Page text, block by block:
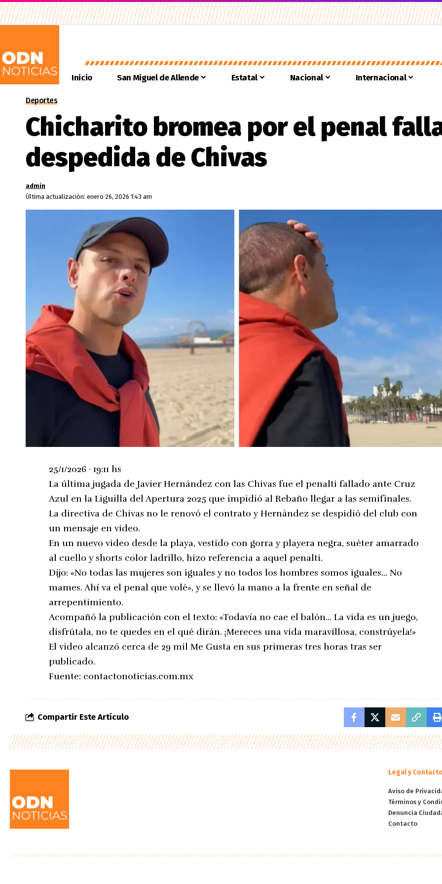
Inicio San Miguel de Allende Estatal Nacional Internacional
Deportes
Chicharito bromea por el penal
despedida de Chivas
Última actualización: enero 26, 2026 1:43 am
admin
25/1/2026 · 19:11 hs
La última jugada de Javier Hernández con las Chivas fue el penalti fallado ante Cruz
Azul en la Liguilla del Apertura 2025 que impidió al Rebaño llegar a las semifinales.
La directiva de Chivas no le renovó el contrato y Hernández se despidió del club con
un mensaje en video.
En un nuevo video desde la playa, vestido con gorra y playera negra, suéter amarrado
al cuello y shorts color ladrillo, hizo referencia a aquel penalti.
Dijo: «No todas las mujeres son iguales y no todos los hombres somos iguales… No
mames. Ahí va el penal que volé», y se llevó la mano a la frente en señal de
arrepentimiento.
Acompañó la publicación con el texto: «Todavía no cae el balón… La vida es un juego,
disfrútala, no te quedes en el qué dirán. ¡Mereces una vida maravillosa, constrúyela!»
El video alcanzó cerca de 29 mil Me Gusta en sus primeras tres horas tras ser
publicado.
Fuente: contactonoticias.com.mx
Compartir Este Artículo
Legal y Contacto
Aviso de
Términos y
Denuncia
Contacto